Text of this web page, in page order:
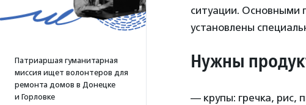
Патриаршая гуманитарная
миссия ищет волонтеров для
ремонта домов в Донецке
и Горловке
ситуации. Основными
установлены
Нужны
— крупы: гречка, рис,